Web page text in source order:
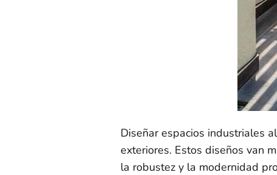
Diseñar espacios industriales
exteriores. Estos diseños van
la robustez y la modernidad